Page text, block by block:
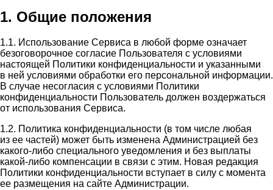
1. Общие положения
1.1. Использование Сервиса в любой форме означает
безоговорочное согласие Пользователя с условиями
настоящей Политики конфиденциальности и указанными
в ней условиями обработки его персональной информации.
В случае несогласия с условиями Политики
конфиденциальности Пользователь должен воздержаться
от использования Сервиса.
1.2. Политика конфиденциальности (в том числе любая
из ее частей) может быть изменена Администрацией без
какого-либо специального уведомления и без выплаты
какой-либо компенсации в связи с этим. Новая редакция
Политики конфиденциальности вступает в силу с момента
ее размещения на сайте Администрации.